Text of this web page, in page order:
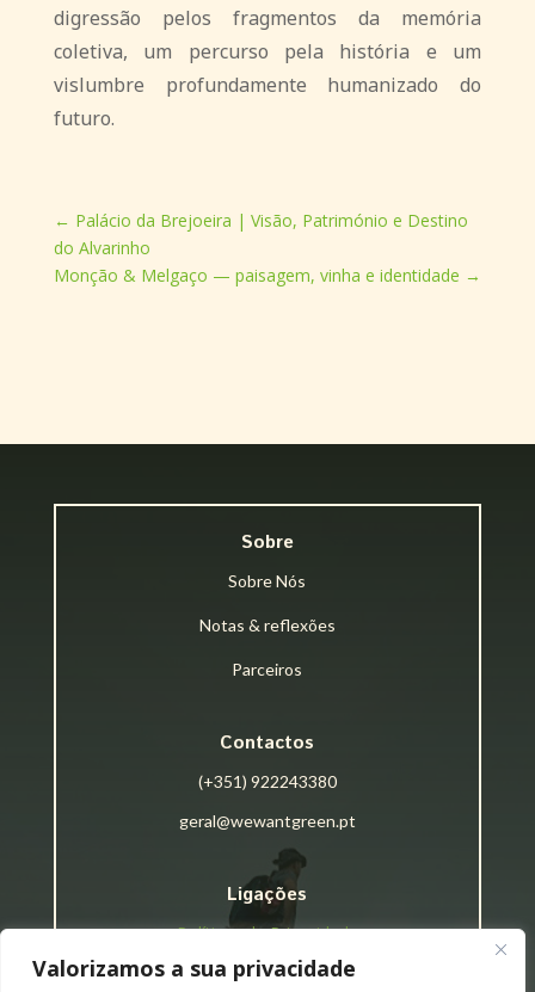
Valorizamos a sua privacidade
digressão pelos fragmentos da memória
coletiva, um percurso pela história e um
vislumbre profundamente humanizado do
futuro.
← Palácio da Brejoeira | Visão, Património e Destino
do Alvarinho
Monção & Melgaço — paisagem, vinha e identidade →
Sobre
Sobre Nós
Notas & reflexões
Parceiros
Contactos
(+351) 922243380
geral@wewantgreen.pt
Ligações
Políticas de Privacidade
Termos e Condições